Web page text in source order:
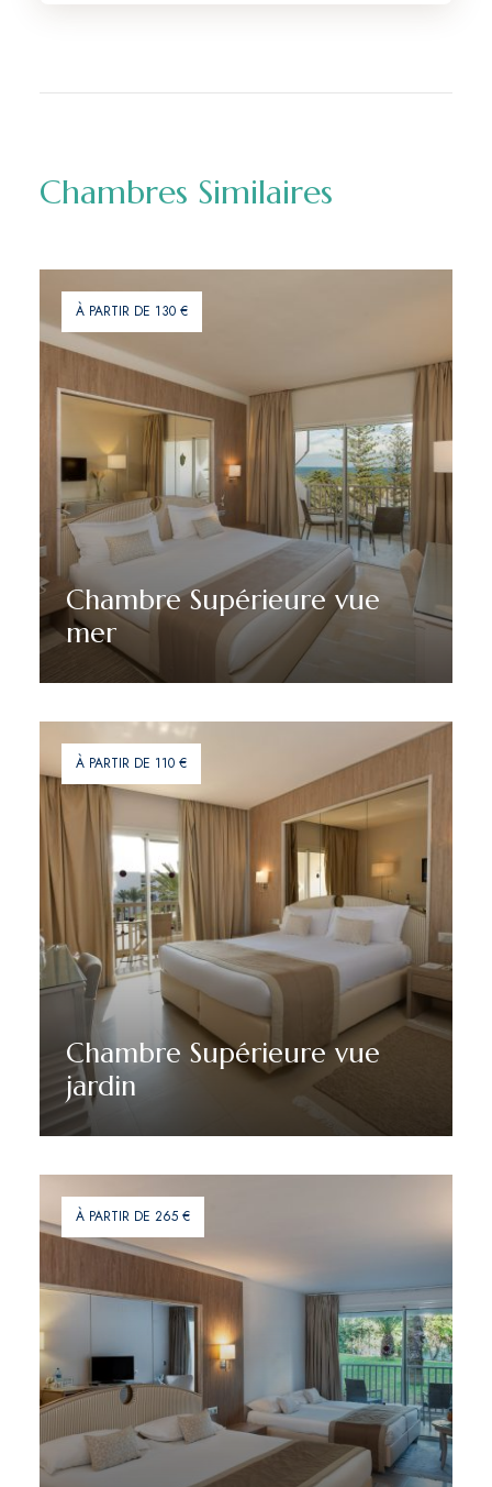
Chambres Similaires
À PARTIR DE 130 €
Chambre Supérieure vue
mer
À PARTIR DE 110 €
Chambre Supérieure vue
jardin
Découvrir plus
À PARTIR DE 265 €